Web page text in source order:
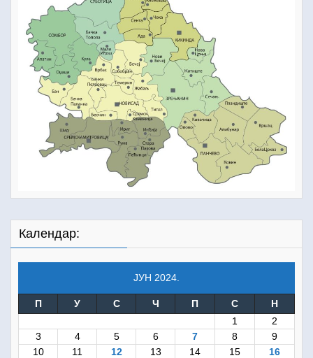
Календар:
ЈУН 2024.
П У С Ч П С
Н
1
2
3
4 5 6 7 8
9
10
11 12 13 14 15
16